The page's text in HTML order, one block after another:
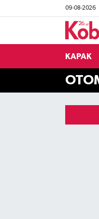
09-08-2026
KAPAK
BİLİŞİM PANO
DESTEK-TEŞVİK